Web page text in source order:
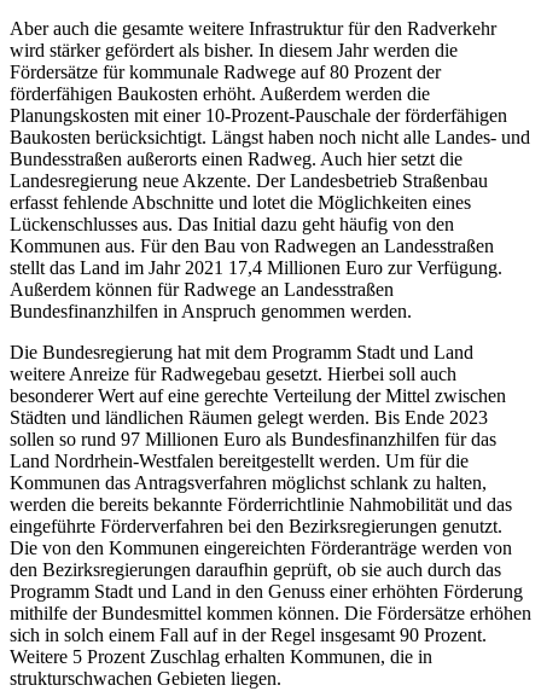
Aber auch die gesamte weitere Infrastruktur für den Radverkehr
wird stärker gefördert als bisher. In diesem Jahr werden die
Fördersätze für kommunale Radwege auf 80 Prozent der
förderfähigen Baukosten erhöht. Außerdem werden die
Planungskosten mit einer 10-Prozent-Pauschale der förderfähigen
Baukosten berücksichtigt. Längst haben noch nicht alle Landes- und
Bundesstraßen außerorts einen Radweg. Auch hier setzt die
Landesregierung neue Akzente. Der Landesbetrieb Straßenbau
erfasst fehlende Abschnitte und lotet die Möglichkeiten eines
Lückenschlusses aus. Das Initial dazu geht häufig von den
Kommunen aus. Für den Bau von Radwegen an Landesstraßen
stellt das Land im Jahr 2021 17,4 Millionen Euro zur Verfügung.
Außerdem können für Radwege an Landesstraßen
Bundesfinanzhilfen in Anspruch genommen werden.
Die Bundesregierung hat mit dem Programm Stadt und Land
weitere Anreize für Radwegebau gesetzt. Hierbei soll auch
besonderer Wert auf eine gerechte Verteilung der Mittel zwischen
Städten und ländlichen Räumen gelegt werden. Bis Ende 2023
sollen so rund 97 Millionen Euro als Bundesfinanzhilfen für das
Land Nordrhein-Westfalen bereitgestellt werden. Um für die
Kommunen das Antragsverfahren möglichst schlank zu halten,
werden die bereits bekannte Förderrichtlinie Nahmobilität und das
eingeführte Förderverfahren bei den Bezirksregierungen genutzt.
Die von den Kommunen eingereichten Förderanträge werden von
den Bezirksregierungen daraufhin geprüft, ob sie auch durch das
Programm Stadt und Land in den Genuss einer erhöhten Förderung
mithilfe der Bundesmittel kommen können. Die Fördersätze erhöhen
sich in solch einem Fall auf in der Regel insgesamt 90 Prozent.
Weitere 5 Prozent Zuschlag erhalten Kommunen, die in
strukturschwachen Gebieten liegen.